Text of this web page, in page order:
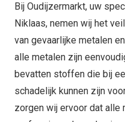
Bij Oudijzermarkt, uw
Niklaas, nemen wij het
van gevaarlijke metalen
alle metalen zijn
bevatten stoffen die bij
schadelijk kunnen zijn
zorgen wij ervoor dat alle